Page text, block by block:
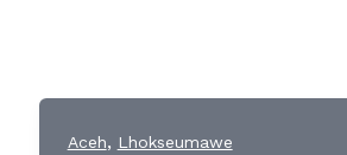
Aceh, Lhokseumawe